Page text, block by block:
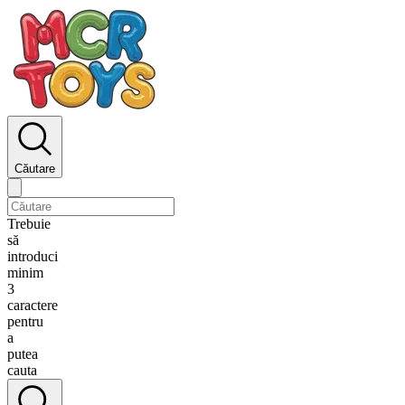
Căutare
Trebuie
să
introduci
minim
3
caractere
pentru
a
putea
cauta